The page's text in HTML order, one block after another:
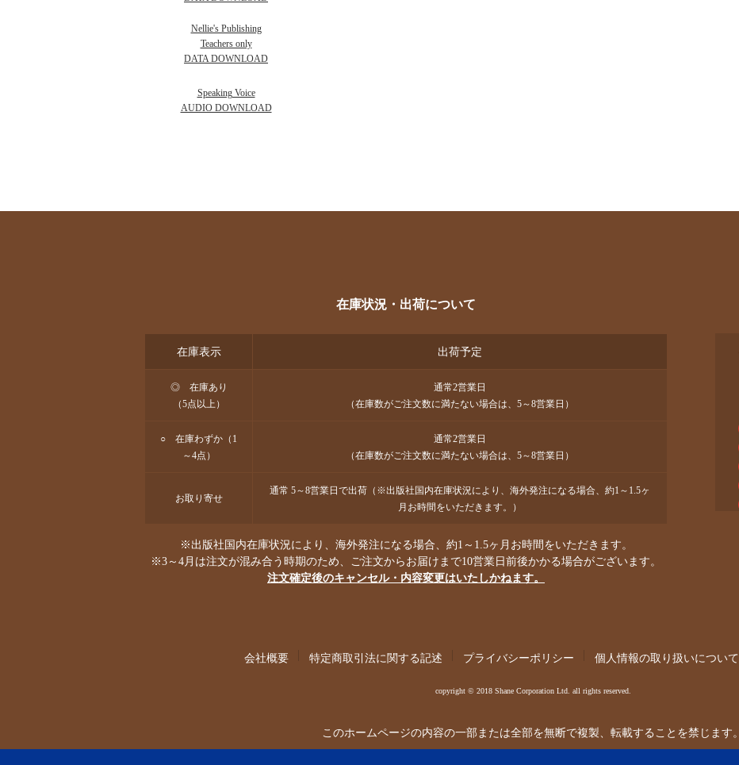
Nellie's Publishing
Teachers only
DATA DOWNLOAD
Speaking Voice
AUDIO DOWNLOAD
在庫状況・出荷について
在庫表示 出荷予定
◎ 在庫あり
（5点以上）
通常2営業日
（在庫数がご注文数に満たない場合は、5～8営業日）
○ 在庫わずか（1
～4点）
通常2営業日
（在庫数がご注文数に満たない場合は、5～8営業日）
お取り寄せ
通常 5～8営業日で出荷（※出版社国内在庫状況により、海外発注になる場合、約1～1.5ヶ
月お時間をいただきます。）
※出版社国内在庫状況により、海外発注になる場合、約1～1.5ヶ月お時間をいただきます。
※3～4月は注文が混み合う時期のため、ご注文からお届けまで10営業日前後かかる場合がございます。
注文確定後のキャンセル・内容変更はいたしかねます。
会社概要 特定商取引法に関する記述 プライバシーポリシー 個人情報の取り扱いについて
copyright © 2018 Shane Corporation Ltd. all rights reserved.
このホームページの内容の一部または全部を無断で複製、転載することを禁じます。